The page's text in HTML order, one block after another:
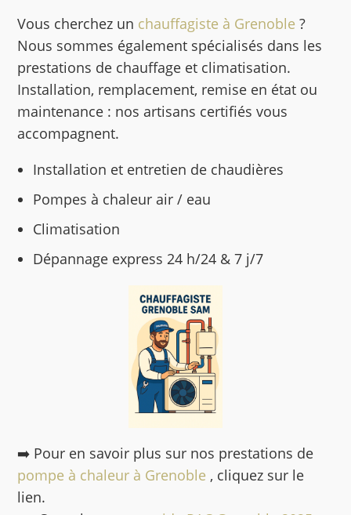
Vous cherchez un chauffagiste à Grenoble?
Nous sommes également spécialisés dans les
prestations de chauffage et climatisation.
Installation, remplacement, remise en état ou
maintenance : nos artisans certifiés vous
accompagnent.
Installation et entretien de chaudières
Pompes à chaleur air / eau
Climatisation
Dépannage express 24 h/24 & 7 j/7
➡️ Pour en savoir plus sur nos prestations de
pompe à chaleur à Grenoble , cliquez sur le
lien.